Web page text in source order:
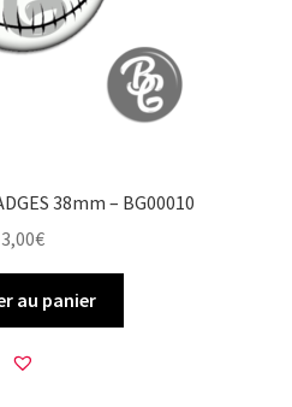
38mm – BG00010
3,00€
au panier